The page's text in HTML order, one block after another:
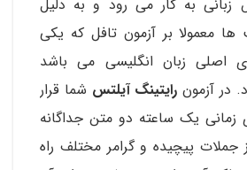
به کار می رود و به دلیل
معمولا بر آزمون تافل که یکی
اصلی زبان انگلیسی می باشد
در آزمون رایتینگ آیلتس شما قرار
یک ساعته دو متن جداگانه
جملات پیچیده و گرامر مختلف راه